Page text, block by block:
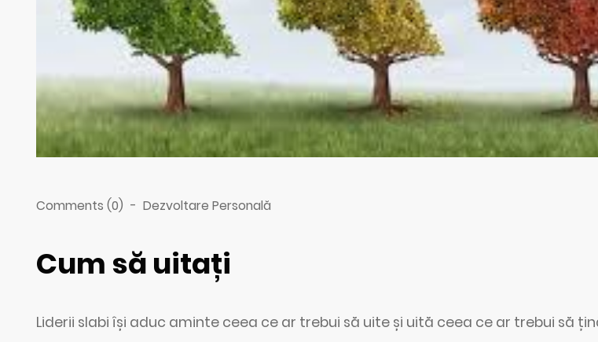
Comments (0) - Dezvoltare Personală
Cum să uitați
Liderii slabi își aduc aminte ceea ce ar trebui să uite și uită ceea ce ar trebui să